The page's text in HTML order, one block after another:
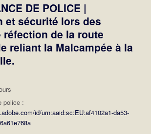
DE POLICE |
et sécurité lors des
réfection de la route
reliant la Malcampée à la
police :
id/urn:aaid:sc:EU:af4102a1-da53-